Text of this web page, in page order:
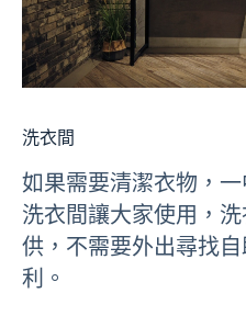
洗衣間
如果需要清潔衣物，
洗衣間讓大家使用，
供，不需要外出尋找
利。